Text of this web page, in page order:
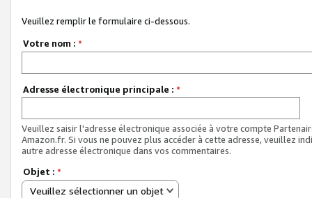
Veuillez remplir le formulaire ci-dessous.
Votre nom : *
Adresse électronique principale : *
Veuillez saisir l'adresse électronique associée à votre compte
Amazon.fr. Si vous ne pouvez plus accéder à cette adresse, veuillez
autre adresse électronique dans vos commentaires.
Objet : *
Veuillez sélectionner un objet